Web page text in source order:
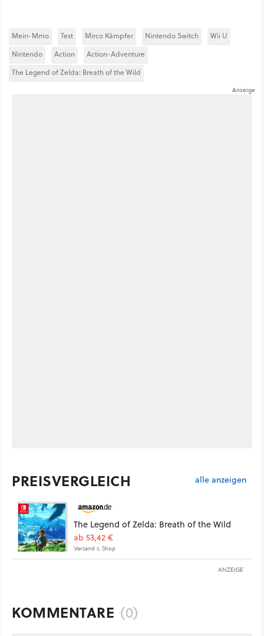
Mein-Mmo Test Mirco Kämpfer Nintendo Switch
Wii U
Nintendo
Action
Action-Adventure
The Legend of Zelda: Breath of the Wild
PREISVERGLEICH alle anzeigen
The Legend of Zelda: Breath of the Wild
ab 53,42 €
Versand s. Shop
ANZEIGE
KOMMENTARE (0)